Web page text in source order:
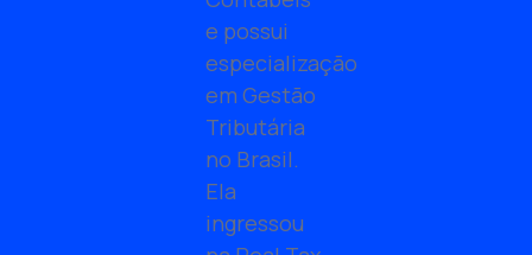
e possui
especialização
em Gestão
Tributária
no Brasil.
Ela
ingressou